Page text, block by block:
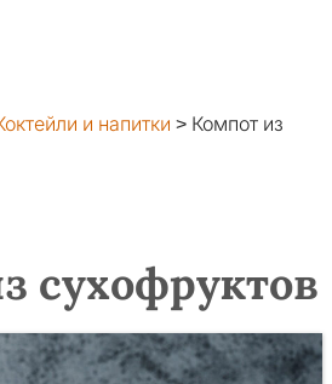
и напитки > Компот из
сухофруктов